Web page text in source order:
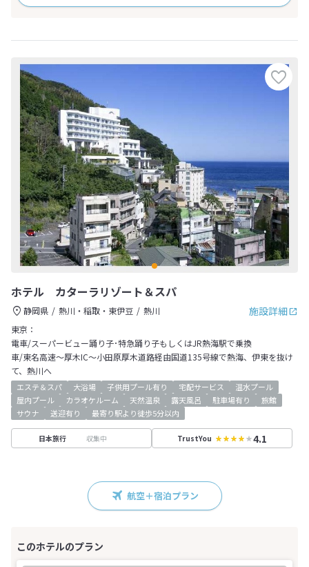
ホテル カターラリゾート＆スパ
施設詳細
静岡県 熱川・稲取・東伊豆
熱川
東京：
電車/スーパービュー踊り子･特急踊り子もしくはJR熱海駅で乗換
車/東名高速～厚木IC～小田原厚木道路経由国道135号線で熱海、伊東を抜け
て、熱川へ
エステ＆スパ 大浴場 子供用プール有り 宅配サービス
温水プール
屋内プール
カラオケルーム 天然温泉 露天風呂 駐車場有り
旅館
サウナ
送迎有り 最寄り駅より徒歩5分以内
日本旅行 収集中 TrustYou 4.1
航空＋宿泊プラン